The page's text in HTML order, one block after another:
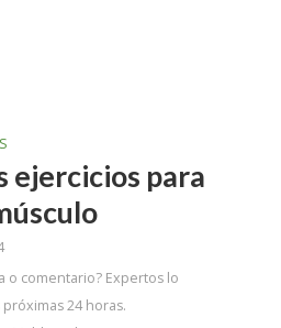
ejercicios para
o comentario? Expertos lo
24 horas.